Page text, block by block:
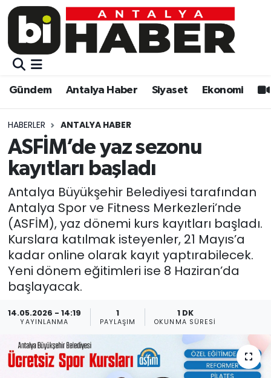
Gündem Antalya Haber Siyaset Ekonomi
HABERLER ANTALYA HABER
ASFİM’de yaz sezonu
kayıtları başladı
Antalya Büyükşehir Belediyesi tarafından
Antalya Spor ve Fitness Merkezleri’nde
(ASFİM), yaz dönemi kurs kayıtları başladı.
Kurslara katılmak isteyenler, 21 Mayıs’a
kadar online olarak kayıt yaptırabilecek.
Yeni dönem eğitimleri ise 8 Haziran’da
başlayacak.
14.05.2026 - 14:19
YAYINLANMA
1
PAYLAŞIM
1 DK
OKUNMA SÜRESI
Gündem
Siyaset
Ekonomi
Video
Eğitim
Kültür-sanat
Sağlık
Spor
Teknoloji
Resmi İlanlar
Gündem
Siyaset
Eğitim
Ekonomi
Kültür-sanat
Sağlık
Spor
Teknoloji
Yaşam
Künye
Muratpaşa Nöbetçi Eczaneler
Muratpaşa Trafik Yoğunluk Haritası
Süper Lig Puan Durumu ve Fikstür
Tüm Manşetler
Son Dakika Haberleri
Haber Arşivi